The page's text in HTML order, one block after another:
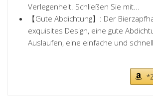
Verlegenheit. Schließen Sie mit...
【Gute Abdichtung】: Der
exquisites Design, eine gute
Auslaufen, eine einfache und